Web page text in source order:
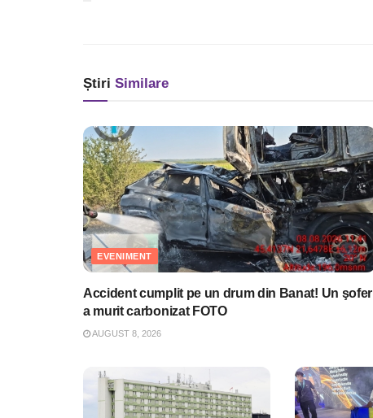
Știri Similare
EVENIMENT
Accident cumplit pe un drum din Banat! Un şofer
a murit carbonizat FOTO
AUGUST 8, 2026